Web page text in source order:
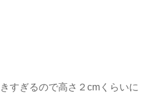
すぎるので高さ２cmくらいに